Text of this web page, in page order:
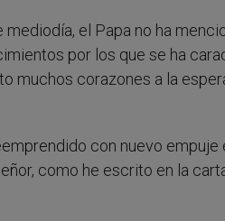
el Papa no ha
por los que se ha
muchos corazones a la
con nuevo
como he escrito en la